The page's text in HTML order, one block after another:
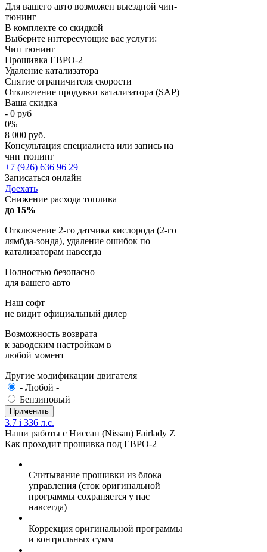
Для вашего авто возможен выездной чип-
тюнинг
В комплекте со скидкой
Выберите интересующие вас услуги:
Чип тюнинг
Прошивка ЕВРО-2
Удаление катализатора
Снятие ограничителя скорости
Отключение продувки катализатора (SAP)
Ваша скидка
- 0 руб
0%
8 000 руб.
Консультация специалиста или запись на
чип тюнинг
+7 (926) 636 96 29
Записаться онлайн
Доехать
Снижение расхода топлива
до 15%
Отключение 2-го датчика кислорода (2-го
лямбда-зонда), удаление ошибок по
катализаторам навсегда
Полностью безопасно
для вашего авто
Наш софт
не видит официальный дилер
Возможность возврата
к заводским настройкам в
любой момент
Другие модификации двигателя
- Любой -
Бензиновый
3.7 i 336 л.с.
Наши работы с Ниссан (Nissan) Fairlady Z
Как проходит прошивка под ЕВРО-2
Считывание прошивки из блока
управления (сток оригинальной
программы сохраняется у нас
навсегда)
Коррекция оригинальной программы
и контрольных сумм